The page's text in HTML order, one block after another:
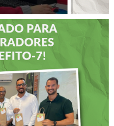
PAIS É
PARA
DO
7